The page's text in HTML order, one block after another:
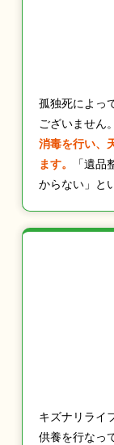
孤独死によっ
ございません。
消毒を行い、
ます。
「遺
からない」と
キズナリライ
供養を行なっ